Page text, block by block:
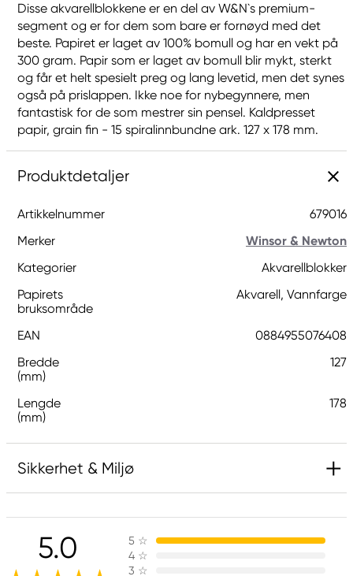
Disse akvarellblokkene er en del av W&N`s premium-
segment og er for dem som bare er fornøyd med det
beste. Papiret er laget av 100% bomull og har en vekt på
300 gram. Papir som er laget av bomull blir mykt, sterkt
og får et helt spesielt preg og lang levetid, men det synes
også på prislappen. Ikke noe for nybegynnere, men
fantastisk for de som mestrer sin pensel. Kaldpresset
papir, grain fin - 15 spiralinnbundne ark. 127 x 178 mm.
Produktdetaljer
Artikkelnummer
679016
Merker
Winsor & Newton
Kategorier
Akvarellblokker
Papirets
bruksområde
Akvarell, Vannfarge
EAN
0884955076408
Bredde
(mm)
127
Lengde
(mm)
178
Sikkerhet & Miljø
Ansvarlig EU
Winsor & Newton
Colart Sweden AB
5.0 5 ☆
4 ☆
3 ☆